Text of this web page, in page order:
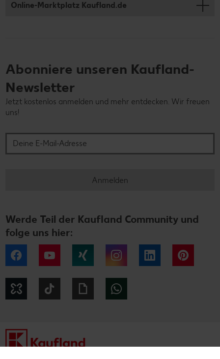
Online-Marktplatz Kaufland.de
Abonniere unseren Kaufland-
Newsletter
Jetzt kostenlos anmelden und mehr entdecken. Wir freuen
uns!
Anmelden
Werde Teil der Kaufland Community und
folge uns hier:
Facebook YouTube Instagram LinkedIn
Kununu Giphy